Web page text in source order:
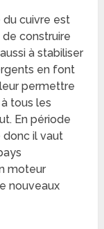
du cuivre est
de construire
à stabiliser
en font
permettre
tous les
En période
donc il vaut
moteur
nouveaux